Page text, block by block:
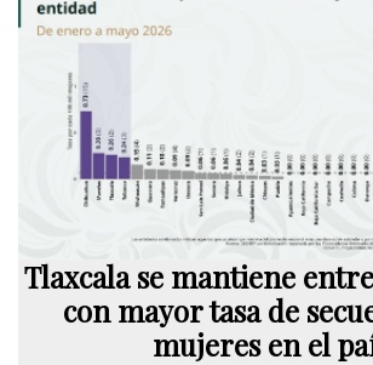
Tlaxcala se mantiene
con mayor tasa de
mujeres en el